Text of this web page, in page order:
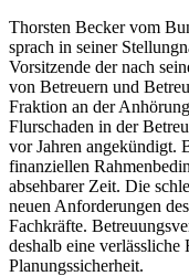
Thorsten Becker vom
sprach in seiner
Vorsitzende der nach
von Betreuern und
Fraktion an der
Flurschaden in der
vor Jahren angekündigt.
finanziellen
absehbarer Zeit. Die
neuen Anforderungen
Fachkräfte.
deshalb eine verlässliche
Planungssicherheit.